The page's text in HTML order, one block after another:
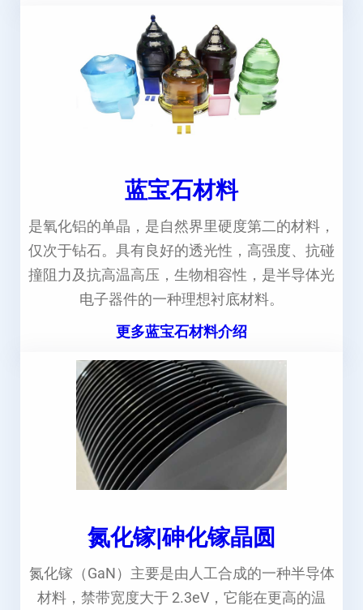
蓝宝石材料
是氧化铝的单晶，是自然界里硬度第二的材料，
仅次于钻石。具有良好的透光性，高强度、抗碰
撞阻力及抗高温高压，生物相容性，是半导体光
电子器件的一种理想衬底材料。
更多蓝宝石材料介绍
氮化镓|砷化镓晶圆
氮化镓（GaN）主要是由人工合成的一种半导体
材料，禁带宽度大于 2.3eV，它能在更高的温